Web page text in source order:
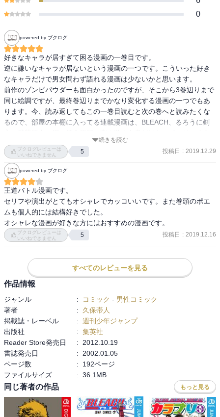
0
powered by ブクログ
好きなキャラが居すぎて困る漫画の一巻目です。
逆に嫌いなキャラが居ないという漫画の一つです。こういった好き
なキャラだけで男女問わず語れる漫画は少ないかと思います。
前作のゾンビパウダーも面白かったのですが、そこから3巻辺りまで
同じ絵調ですが、最終巻辺りまでかなり変化する漫画の一つでもあ
ります。今、読み返してもこの一巻目読むと次の巻へと読みたくな
るので、部屋の本棚に入ってる連載漫画は、BLEACH、るろうに剣
い、質の良い連載漫画かと思います。ファンブック持ってるのはこ
の上記の漫画のみですので...武装錬金は無いですが。BLEACHはほぼ
持っており、ノベル版はまだ全て持ってないというものです。
確かに、刀使う漫画は多く、霊界の漫画も過去作でも多いですが物
がこの作品だけ他とかなり違うというものです。戦う漫画も多いで
すが類似漫画では無いというもので、キャラの質が良いです。男女
とも好まれる理由は色んなタイプの男性キャラや色んなタイプの見
た目、性格の女性キャラが居るからかと思います。
続きを読む
ブクログレビューは
いいねできません
5 投稿日 : 2019.12.29
powered by ブクログ
王道バトル漫画です。
セリフや演出がとてもオシャレでカッコいいです。また巻頭のポエ
ムも個人的には結構好きでした。
オシャレな漫画が好きな方にはおすすめの漫画です。
ブクログレビューは
いいねできません
5 投稿日 : 2019.12.16
すべてのレビューを見る
作品情報
ジャンル : コミック - 男性コミック
著者
:
久保帯人
掲載誌・レーベル
: 週刊少年ジャンプ
出版社
: 集英社
Reader Store発売日
:
2012.10.19
書誌発売日
:
2002.01.05
ページ数
:
192ページ
ファイルサイズ
: 36.1MB
同じ著者の作品 もっと見る